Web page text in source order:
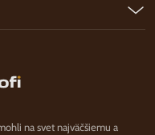
na svet najväčšiemu a